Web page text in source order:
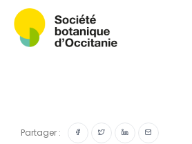
Partager :